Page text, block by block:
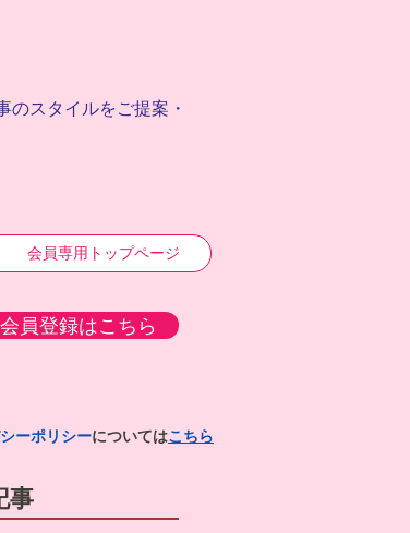
のスタイルをご提案・
会員専用トップページ
員登録はこちら
ーポリシーについてはこちら
事